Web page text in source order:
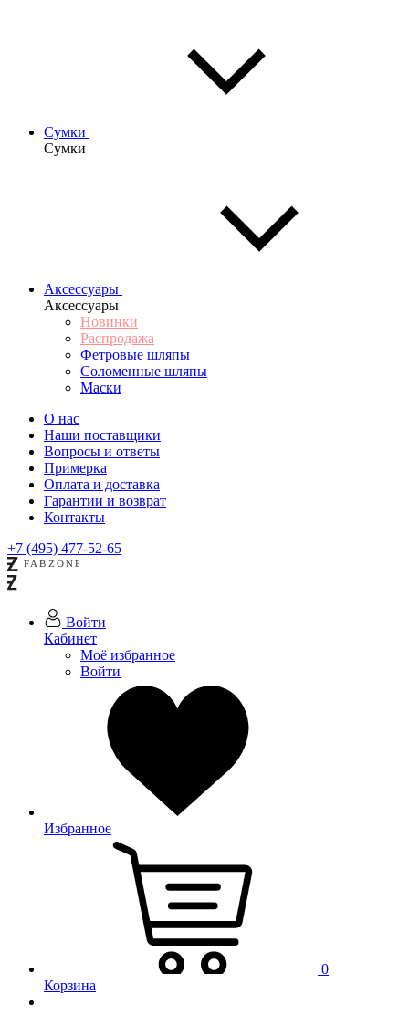
Сумки
Сумки
Аксессуары
Аксессуары
Новинки
Распродажа
Фетровые шляпы
Соломенные шляпы
Маски
О нас
Наши поставщики
Вопросы и ответы
Примерка
Оплата и доставка
Гарантии и возврат
Контакты
+7 (495) 477-52-65
Войти
Кабинет
Моё избранное
Войти
Избранное
0
Корзина